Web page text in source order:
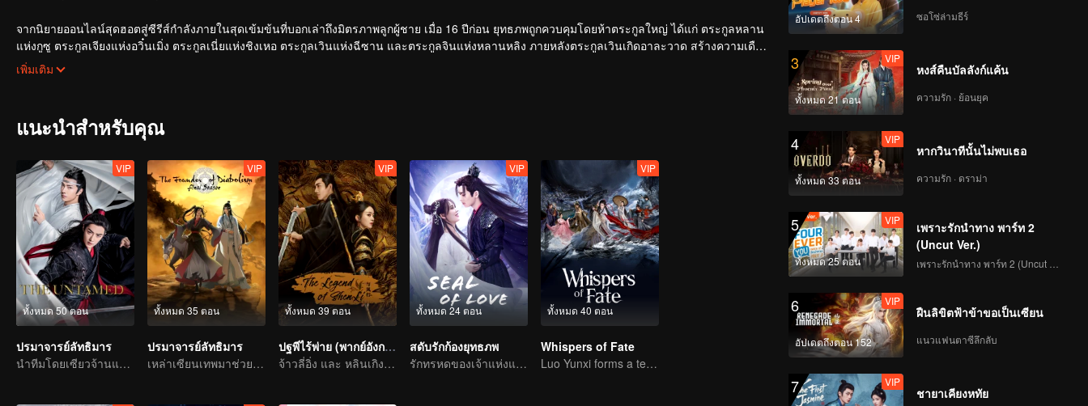
จากนิยายออนไลน์สุดฮอตสู่ซีรีส์กำลังภายในสุดเข้มข้นที่บอกเล่าถึงมิตรภาพลูกผู้ชาย เมื่อ 16 ปีก่อน ยุทธภพถูกควบคุมโดยห้าตระกูลใหญ่ ได้แก่ ตระกูลหลาน
แห่งกูซู ตระกูลเจียงแห่งอวิ๋นเมิ่ง ตระกูลเนี่ยแห่งชิงเหอ ตระกูลเวินแห่งฉีซาน และตระกูลจินแห่งหลานหลิง ภายหลังตระกูลเวินเกิดอาละวาด สร้างความเดือด
ร้อนแก่ประชาชน เหล่าเซียนเทพผดุงคุณธรรมจากตระกูลอื่นๆ จึงต้องร่วมกันต่อต้านตระกูลเวิน เว่ยอู๋เซี่ยน(เซียวจ้าน)หนุ่มน้อยศิษย์ตระกูลเจียงผู้มีจิตใจ
ตระกูลหลานแห่งกูซู เจียงเฉิง(วังจั๋วเฉิง)ศิษย์ผู้น้องจากตระกูลเจียงแห่งอวิ๋นเมิ่ง รวมถึงบุคคลอื่นในอดีต การกลับมาของเว่ยอู่เซี่ยนในครั้งนี้จะมาเพื่อคลี่คลาย
WeTV เท่านั้น
เพิ่มเติม
แนะนำสำหรับคุณ
ทั้งหมด 50 ตอน
VIP
ปรมาจารย์ลัทธิมาร
นำทีมโดยเซียวจ้านและหวังอีป๋อ
ทั้งหมด 35 ตอน
VIP
ปรมาจารย์ลัทธิมาร
เหล่าเซียนเทพมาช่วยทำลายล้างความชั่วร้ายให้กับประชาชน
ทั้งหมด 39 ตอน
VIP
ปฐพีไร้พ่าย (พากย์อังกฤษ)
จ้าวลี่อิ่ง และ หลินเกิงซิน รวมมืออีกครั้ง!
ทั้งหมด 24 ตอน
VIP
สดับรักก้องยุทธภพ
รักทรหดของเจ้าแห่งแดนมารและราชาหมื่นปีศาจ
ทั้งหมด 40 ตอน
VIP
Whispers of Fate
Luo Yunxi forms a team to roam the Jianghu
อัปเดตถึงตอน 4 ซอโซ่ล่ามธีร์
3
ทั้งหมด 21 ตอน
VIP
หงส์คืนบัลลังก์แค้น
ความรัก · ย้อนยุค
4
ทั้งหมด 33 ตอน
VIP
หากวินาทีนั้นไม่พบเธอ
ความรัก · ดราม่า
5
ทั้งหมด 25 ตอน
VIP
เพราะรักนำทาง พาร์ท 2
(Uncut Ver.)
6
อัปเดตถึงตอน 152
VIP
ฝืนลิขิตฟ้าข้าขอเป็นเซียน
แนวแฟนตาซีลึกลับ
7 VIP
ชายาเคียงหทัย